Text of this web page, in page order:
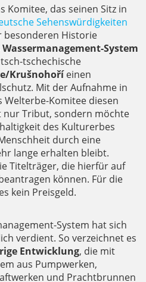
Komitee, das seinen Sitz in
Sehenswürdigkeiten
besonderen Historie
Wassermanagement-System
tschechische
Krušnohoříeinen
Mit der Aufnahme in
Welterbe-Komitee diesen
nur Tribut, sondern möchte
des Kulturerbes
durch eine
lange erhalten bleibt.
Titelträger, die hierfür auf
können. Für die
kein Preisgeld.
System hat sich
verdient. So verzeichnet es
Entwicklung, die mit
aus Pumpwerken,
und Prachtbrunnen